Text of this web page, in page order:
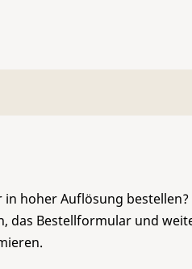
in hoher Auflösung
das Bestellformular und